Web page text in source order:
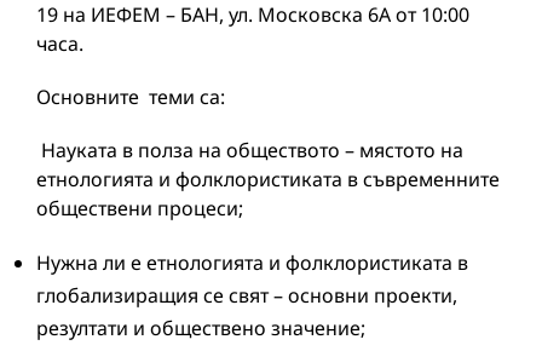
19 на ИЕФЕМ – БАН, ул. Московска 6А от 10:00
часа.
Основните теми са:
Науката в полза на обществото – мястото на
етнологията и фолклористиката в съвременните
обществени процеси;
Нужна ли е етнологията и фолклористиката в
глобализиращия се свят – основни проекти,
резултати и обществено значение;